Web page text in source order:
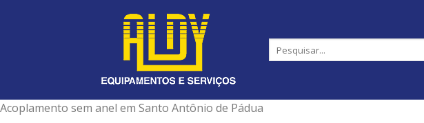
Acoplamento sem anel em Santo Antônio de Pádua